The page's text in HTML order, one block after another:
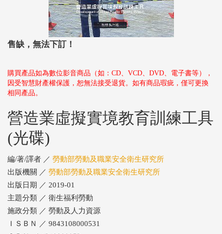
售缺，無法下訂！
購買產品如為數位影音商品（如：CD、VCD、DVD、電子書等），
因受智慧財產權保護，恕無法接受退貨。如有商品瑕疵，僅可更換
相同產品。
營造業虛擬實境教育訓練工具
(光碟)
編/著/譯者 ／ 勞動部勞動及職業安全衛生研究所
出版機關 ／ 勞動部勞動及職業安全衛生研究所
出版日期 ／ 2019-01
主題分類 ／ 衛生福利勞動
施政分類 ／ 勞動及人力資源
ＩＳＢＮ ／ 9843108000531